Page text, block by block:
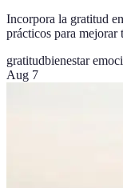
Incorpora la gratitud
prácticos para
gratitudbienestar
Aug 7